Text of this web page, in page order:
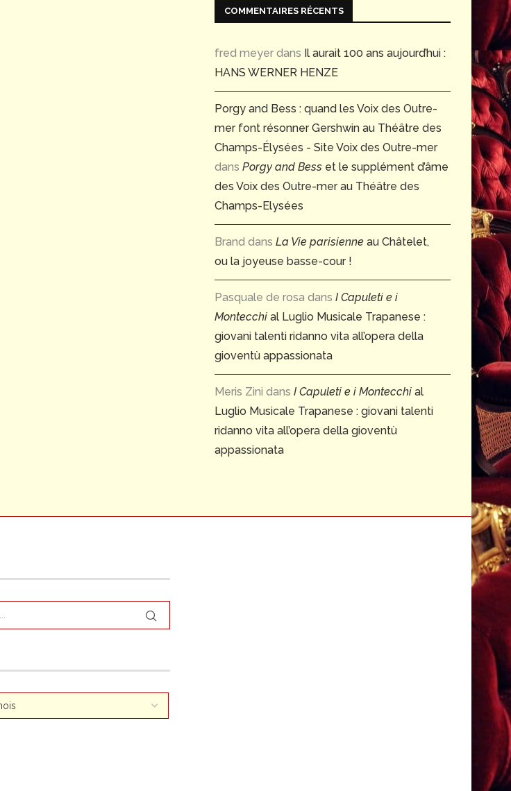
COMMENTAIRES RÉCENTS
fred meyer dans Il aurait 100 ans aujourd’hui :
HANS WERNER HENZE
Porgy and Bess : quand les Voix des Outre-
mer font résonner Gershwin au Théâtre des
Champs-Élysées - Site Voix des Outre-mer
dans Porgy and Bess et le supplément d’âme
des Voix des Outre-mer au Théâtre des
Champs-Elysées
Brand dans La Vie parisienne au Châtelet,
ou la joyeuse basse-cour !
Pasquale de rosa dans I Capuleti e i
Montecchi al Luglio Musicale Trapanese :
giovani talenti ridanno vita all’opera della
gioventù appassionata
Meris Zini dans I Capuleti e i Montecchi al
Luglio Musicale Trapanese : giovani talenti
ridanno vita all’opera della gioventù
appassionata